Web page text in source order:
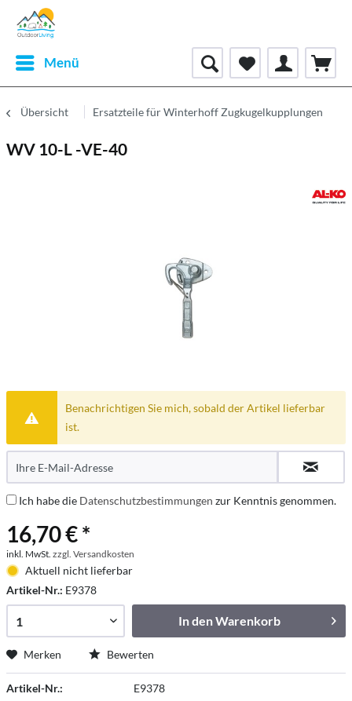
Menü
Übersicht Ersatzteile für Winterhoff Zugkugelkupplungen
WV 10-L -VE-40
Benachrichtigen Sie mich, sobald der Artikel lieferbar
ist.
Ich habe die Datenschutzbestimmungen zur Kenntnis genommen.
16,70 € *
inkl. MwSt. zzgl. Versandkosten
Aktuell nicht lieferbar
Artikel-Nr.: E9378
In denWarenkorb
Merken Bewerten
Artikel-Nr.: E9378